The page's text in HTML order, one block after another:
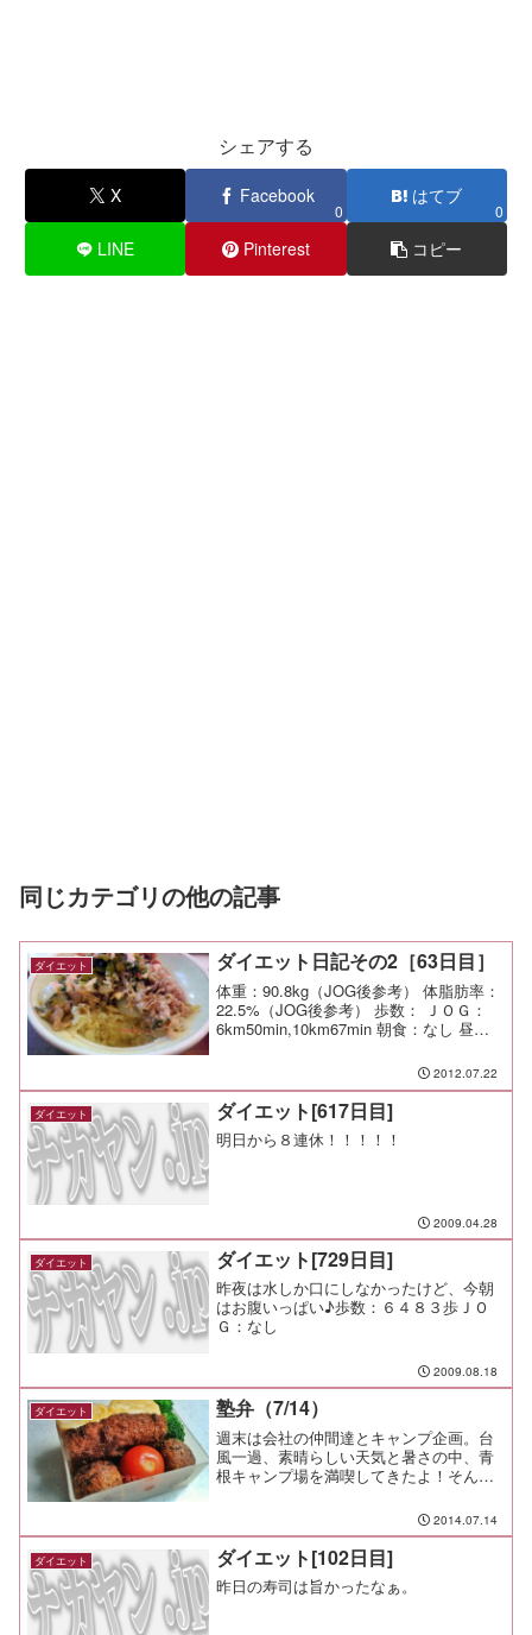
シェアする
X Facebook
0
はてブ
0
LINE Pinterest コピー
同じカテゴリの他の記事
ダイエット ダイエット日記その2［63日目］
体重：90.8kg（JOG後参考） 体脂肪率：
22.5%（JOG後参考） 歩数： ＪＯＧ：
6km50min,10km67min 朝食：なし 昼
き家＠相模原） 夕食：プラムx5 間食：
メモ：飲み過ぎ禁...
2012.07.22
ダイエット ダイエット[617日目]
明日から８連休！！！！！
2009.04.28
ダイエット ダイエット[729日目]
昨夜は水しか口にしなかったけど、今朝
はお腹いっぱい♪歩数：６４８３歩ＪＯ
Ｇ：なし
2009.08.18
ダイエット 塾弁（7/14）
週末は会社の仲間達とキャンプ企画。台
風一過、素晴らしい天気と暑さの中、青
根キャンプ場を満喫してきたよ！そんな
にお付き合い。軽く走って球拾いして、
弁当は自分の分までは作れなかったので
塾弁だけ。白身魚のフライ...
2014.07.14
ダイエット ダイエット[102日目]
昨日の寿司は旨かったなぁ。